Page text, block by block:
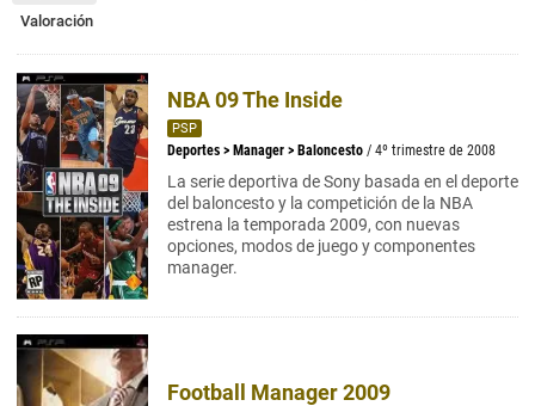
Valoración
NBA 09 The Inside
PSP
Deportes > Manager > Baloncesto / 4º trimestre de 2008
La serie deportiva de Sony basada en el deporte
del baloncesto y la competición de la NBA
estrena la temporada 2009, con nuevas
opciones, modos de juego y componentes
manager.
Football Manager 2009